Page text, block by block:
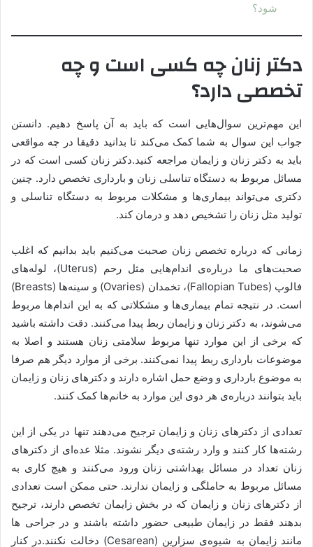
شود؟
دکتر زنان چه کسی است و چه
تخصصی دارد؟
این مهم‌ترین سوال‌هایی است که باید به آن پاسخ دهیم. دانستن
جواب این سوال به شما کمک می‌کند تا بدانید دقیقا در چه مواقعی
باید به دکتر زنان و زایمان مراجعه کنید.دکتر زنان کسی است که در
مسائل مربوط به دستگاه تناسلی زنان و بارداری تخصص دارد. چنین
دکتری می‌تواند بیماری‌ها و مشکلات مربوط به دستگاه تناسلی و
تولید مثل زنان را تشخیص دهد و درمان کند.
زمانی که درباره تخصص زنان صحبت می‌کنیم باید بدانیم که اغلب
صحبت‌های ما درباره‌ی اندام‌هایی مثل رحم (Uterus)، لوله‌های
فالوپ (Fallopian Tubes)، تخمدان (Ovaries) و سینه‌ها (Breasts)
است. در نتیجه تمام بیماری‌ها و مشکلاتی که به این اندام‌ها مربوط
می‌شوند، به دکتر زنان و زایمان ربط پیدا می‌کنند. دقت داشته باشید
که برخی از این موارد تنها مربوط سلامتی زنان هستند و اصلا به
موضوعات بارداری ربط پیدا نمی‌کنند. برخی از موارد دیگر هم صرفا
به موضوع بارداری و وضع حمل اشاره دارند و دکترهای زنان و زایمان
باید بتوانند درباره‌ی هر دوی این موارد به خانم‌ها کمک کنند.
تعدادی از دکترهای زنان و زایمان ترجیح می‌دهند تنها در یکی از این
رشته‌ها کار کنند و وارد رشته‌ی دیگر نشوند. مثلا عده‌ای از دکترهای
زنان تعداد در مسائل بهداشتی زنان ورود می‌کنند و هیچ کاری به
مسائل مربوط به حاملگی و زایمان ندارند. حتی ممکن است تعدادی
از دکترهای زنان و زایمان که در بخش زایمان تخصص دارند، ترجیح
بدهند فقط در زایمان طبیعی حضور داشته باشند و در جراحی ها
مانند زایمان به شیوه‌ی سزارین (Cesarean) دخالت نکنند.در کنار